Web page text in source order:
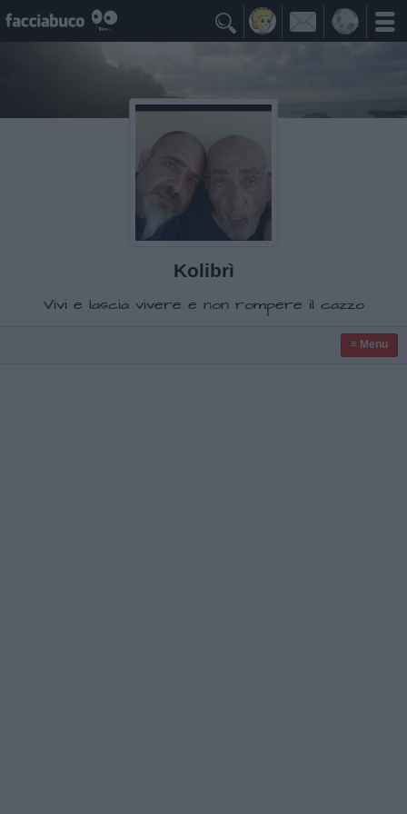

Kolibrì
Vivi e lascia vivere e non rompere il cazzo
≡ Menu